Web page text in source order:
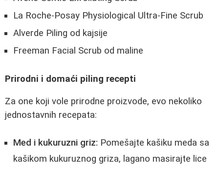
La Roche-Posay Physiological Ultra-Fine Scrub
Alverde Piling od kajsije
Freeman Facial Scrub od maline
Prirodni i domaći piling recepti
Za one koji vole prirodne proizvode, evo nekoliko
jednostavnih recepata:
Med i kukuruzni griz: Pomešajte kašiku meda sa
kašikom kukuruznog griza, lagano masirajte lice